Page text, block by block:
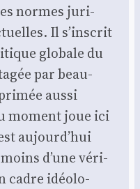
normes juri­
Il s’inscrit
glo­bale du
par beau­
aus­si
moment joue ici
aujourd’hui
d’une véri­
cadre idéo­lo­